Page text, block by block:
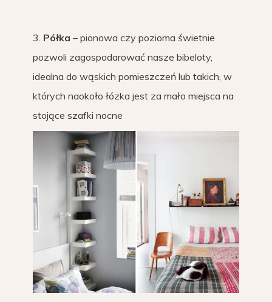
3. Półka – pionowa czy pozioma świetnie
pozwoli zagospodarować nasze bibeloty,
idealna do wąskich pomieszczeń lub takich, w
których naokoło łózka jest za mało miejsca na
stojące szafki nocne